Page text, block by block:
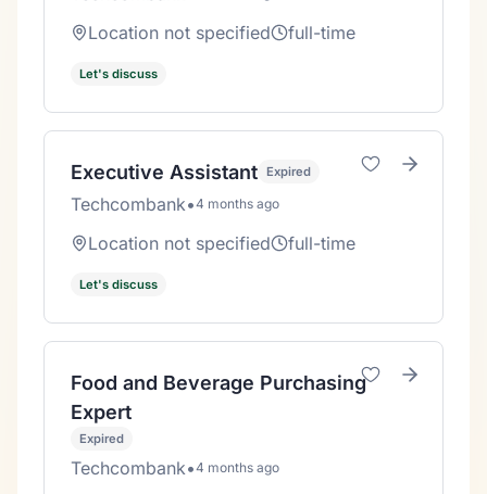
Location not specified full-time
Let's discuss
Executive Assistant Expired
Techcombank•4 months ago
Location not specified full-time
Let's discuss
Food and Beverage Purchasing
Expert
Expired
Techcombank•4 months ago